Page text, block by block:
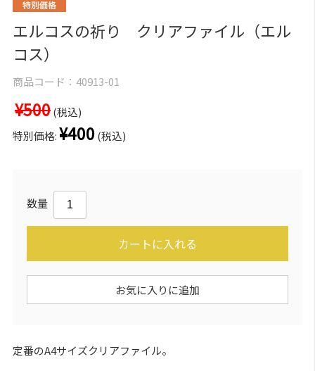
エルコスの祈り クリアファイル（エル
コス）
商品コード： 40913-01
¥500(税込)
特別価格:¥400 (税込)
数量
カートに入れる
お気に入りに追加
定番のA4サイズクリアファイル。